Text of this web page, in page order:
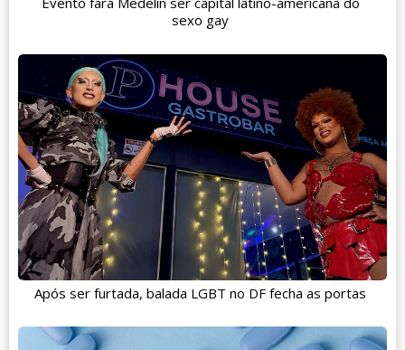
sexo gay
Após ser furtada, balada LGBT no DF fecha as portas